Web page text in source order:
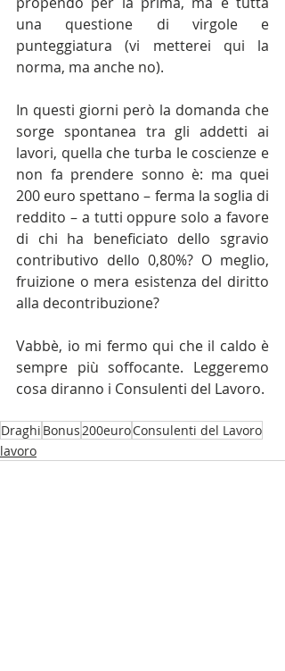
una questione di virgole e
punteggiatura (vi metterei qui la
norma, ma anche no).
In questi giorni però la domanda che
sorge spontanea tra gli addetti ai
lavori, quella che turba le coscienze e
non fa prendere sonno è: ma quei
200 euro spettano – ferma la soglia di
reddito – a tutti oppure solo a favore
di chi ha beneficiato dello sgravio
contributivo dello 0,80%? O meglio,
fruizione o mera esistenza del diritto
alla decontribuzione?
Vabbè, io mi fermo qui che il caldo è
sempre più soffocante. Leggeremo
cosa diranno i Consulenti del Lavoro.
Draghi Bonus 200euroConsulenti del Lavoro
lavoro